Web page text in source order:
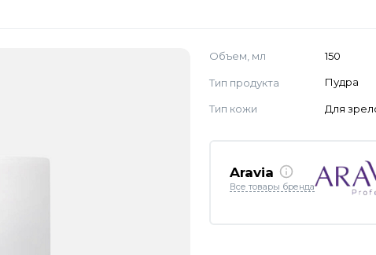
Объем, мл 150
Тип продукта Пудра
Тип кожи Для
Aravia
Все товары бренда